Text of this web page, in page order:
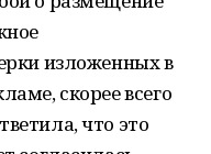
изложенных в
скорее всего
что это